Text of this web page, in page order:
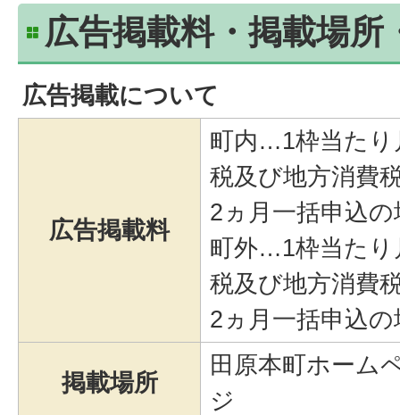
広告掲載料・掲載場所
広告掲載について
広告掲載料
町内…1枠当たり
税及び地方消費
2ヵ月一括申込
町外…1枠当たり
税及び地方消費
2ヵ月一括申込
掲載場所
田原本町ホーム
ジ